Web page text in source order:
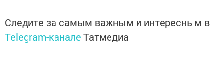
Следите за самым важным и интересным в
Telegram-канале Татмедиа